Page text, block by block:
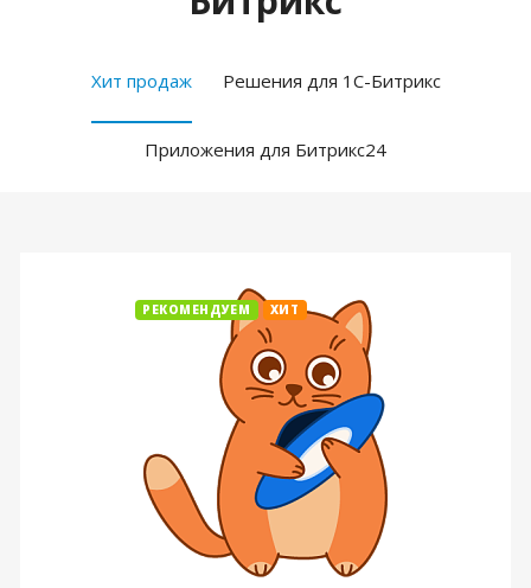
Хит продаж Решения для 1С-Битрикс
Приложения для Битрикс24
РЕКОМЕНДУЕМ ХИТ